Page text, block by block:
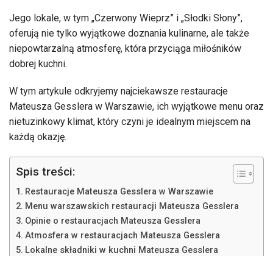
Jego lokale, w tym „Czerwony Wieprz” i „Słodki Słony”,
oferują nie tylko wyjątkowe doznania kulinarne, ale także
niepowtarzalną atmosferę, która przyciąga miłośników
dobrej kuchni.
W tym artykule odkryjemy najciekawsze restauracje
Mateusza Gesslera w Warszawie, ich wyjątkowe menu oraz
nietuzinkowy klimat, który czyni je idealnym miejscem na
każdą okazję.
Spis treści:
Restauracje Mateusza Gesslera w Warszawie
Menu warszawskich restauracji Mateusza Gesslera
Opinie o restauracjach Mateusza Gesslera
Atmosfera w restauracjach Mateusza Gesslera
Lokalne składniki w kuchni Mateusza Gesslera